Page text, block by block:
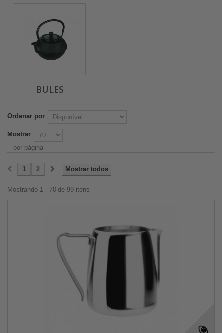
BULES
Ordenar por
Mostrar
por página
Mostrar todos
1 2
Mostrando 1 - 70 de 99 itens